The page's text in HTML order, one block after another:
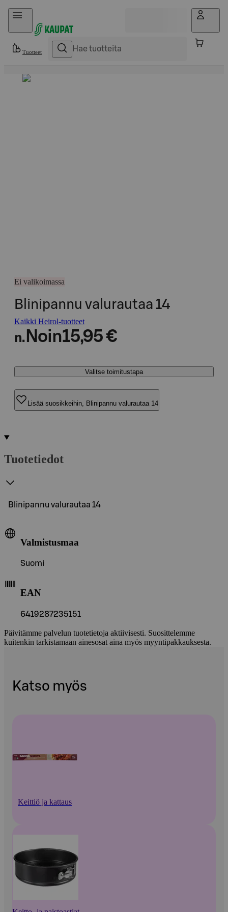
Hyppää sisältöön
Tuotteet
Ei valikoimassa
Blinipannu valurautaa 14
Kaikki Heirol-tuotteet
n. Noin15,95 €
Valitse toimitustapa
Lisää suosikkeihin, Blinipannu valurautaa 14
Tuotetiedot
Blinipannu valurautaa 14
Valmistusmaa
Suomi
EAN
6419287235151
Päivitämme palvelun tuotetietoja aktiivisesti. Suosittelemme
kuitenkin tarkistamaan ainesosat aina myös myyntipakkauksesta.
Katso myös
Keittiö ja kattaus